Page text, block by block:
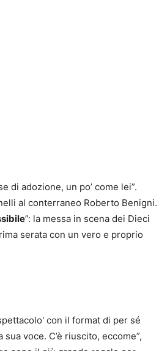
di adozione, un po’ come lei”.
al conterraneo Roberto Benigni.
”: la messa in scena dei Dieci
serata con un vero e proprio
con il format di per sé
voce. C’è riuscito, eccome”,